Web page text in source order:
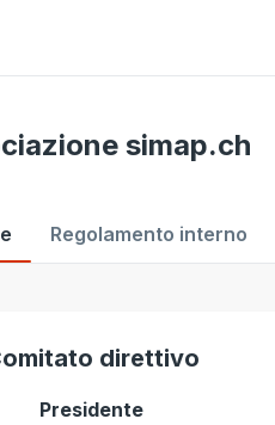
simap.ch
Regolamento interno
direttivo
Presidente